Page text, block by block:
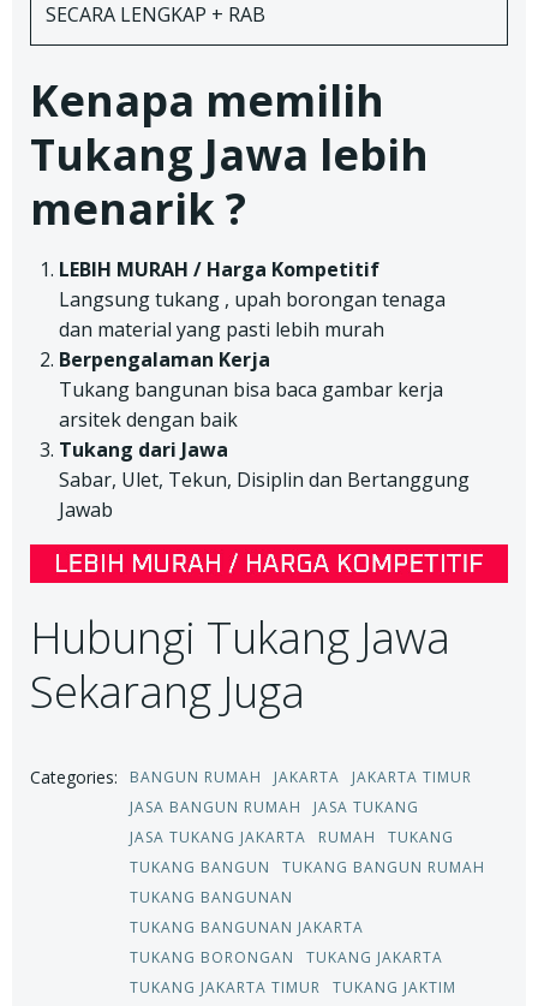
SECARA LENGKAP + RAB
Kenapa memilih
Tukang Jawa lebih
menarik ?
LEBIH MURAH / Harga Kompetitif
Langsung tukang , upah borongan tenaga
dan material yang pasti lebih murah
Berpengalaman Kerja
Tukang bangunan bisa baca gambar kerja
arsitek dengan baik
Tukang dari Jawa
Sabar, Ulet, Tekun, Disiplin dan Bertanggung
Jawab
Hubungi Tukang Jawa
Sekarang Juga
Categories: BANGUN RUMAH JAKARTA
JAKARTA TIMUR
JASA BANGUN RUMAH
JASA TUKANG
JASA TUKANG JAKARTA
RUMAH
TUKANG
TUKANG BANGUN
TUKANG BANGUN RUMAH
TUKANG BANGUNAN
TUKANG BANGUNAN JAKARTA
TUKANG BORONGAN
TUKANG JAKARTA
TUKANG JAKARTA TIMUR
TUKANG JAKTIM